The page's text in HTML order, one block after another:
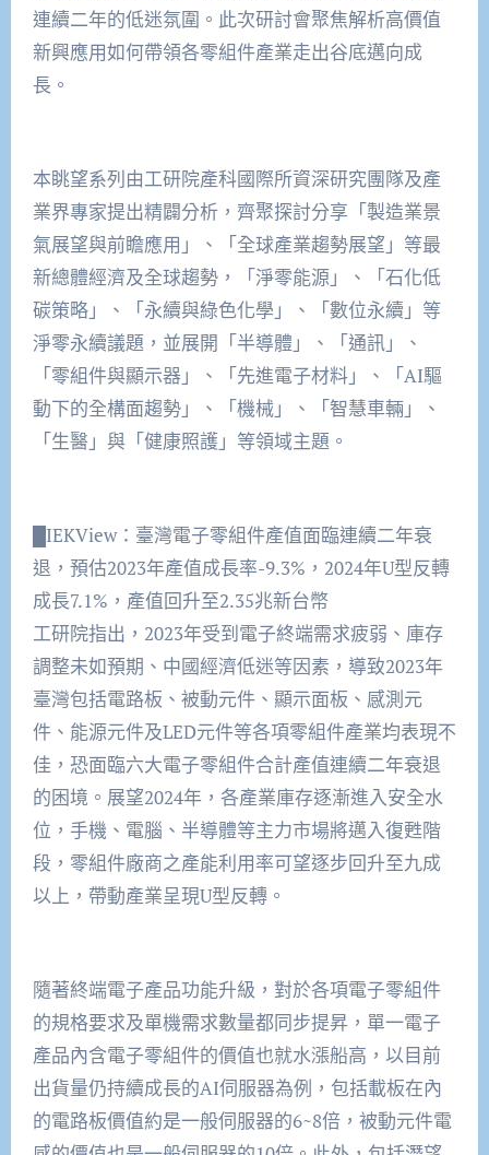
連續二年的低迷氛圍。此次研討會聚焦解析高價值
新興應用如何帶領各零組件產業走出谷底邁向成
長。
本眺望系列由工研院產科國際所資深研究團隊及產
業界專家提出精闢分析，齊聚探討分享「製造業景
氣展望與前瞻應用」、「全球產業趨勢展望」等最
新總體經濟及全球趨勢，「淨零能源」、「石化低
碳策略」、「永續與綠色化學」、「數位永續」等
淨零永續議題，並展開「半導體」、「通訊」、
「零組件與顯示器」、「先進電子材料」、「AI驅
動下的全構面趨勢」、「機械」、「智慧車輛」、
「生醫」與「健康照護」等領域主題。
█IEKView：臺灣電子零組件產值面臨連續二年衰
退，預估2023年產值成長率-9.3%，2024年U型反轉
成長7.1%，產值回升至2.35兆新台幣
工研院指出，2023年受到電子終端需求疲弱、庫存
調整未如預期、中國經濟低迷等因素，導致2023年
臺灣包括電路板、被動元件、顯示面板、感測元
件、能源元件及LED元件等各項零組件產業均表現不
佳，恐面臨六大電子零組件合計產值連續二年衰退
的困境。展望2024年，各產業庫存逐漸進入安全水
位，手機、電腦、半導體等主力市場將邁入復甦階
段，零組件廠商之產能利用率可望逐步回升至九成
以上，帶動產業呈現U型反轉。
隨著終端電子產品功能升級，對於各項電子零組件
的規格要求及單機需求數量都同步提昇，單一電子
產品內含電子零組件的價值也就水漲船高，以目前
出貨量仍持續成長的AI伺服器為例，包括載板在內
的電路板價值約是一般伺服器的6~8倍，被動元件電